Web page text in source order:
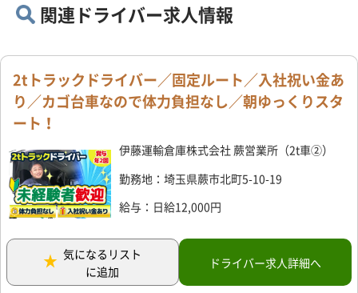
関連ドライバー求人情報
2tトラックドライバー／固定ルート／入社祝い金あ
り／カゴ台車なので体力負担なし／朝ゆっくりスタ
ート！
伊藤運輸倉庫株式会社 蕨営業所（2t車②）
勤務地：埼玉県蕨市北町5-10-19
給与：日給12,000円
気になるリスト
に追加
ドライバー求人詳細へ